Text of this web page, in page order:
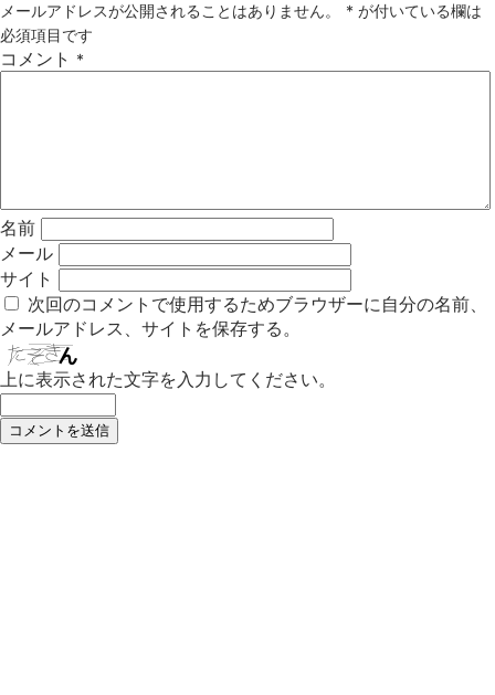
メールアドレスが公開されることはありません。 * が付いている欄は
必須項目です
コメント *
名前
メール
サイト
次回のコメントで使用するためブラウザーに自分の名前、
メールアドレス、サイトを保存する。
上に表示された文字を入力してください。